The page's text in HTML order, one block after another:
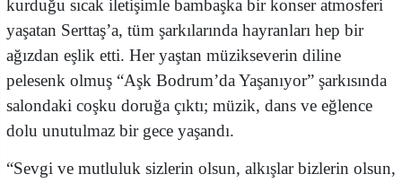
kurduğu sıcak iletişimle bambaşka bir konser atmosferi
yaşatan Serttaş’a, tüm şarkılarında hayranları hep bir
ağızdan eşlik etti. Her yaştan müzikseverin diline
pelesenk olmuş “Aşk Bodrum’da Yaşanıyor” şarkısında
salondaki coşku doruğa çıktı; müzik, dans ve eğlence
dolu unutulmaz bir gece yaşandı.
“Sevgi ve mutluluk sizlerin olsun, alkışlar bizlerin olsun,